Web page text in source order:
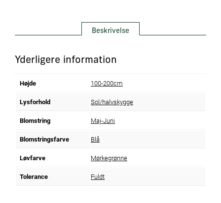
Beskrivelse
Yderligere information
Højde 100-200cm
Lysforhold Sol/halvskygge
Blomstring Maj-Juni
Blomstringsfarve Blå
Løvfarve Mørkegrønne
Tolerance Fuldt